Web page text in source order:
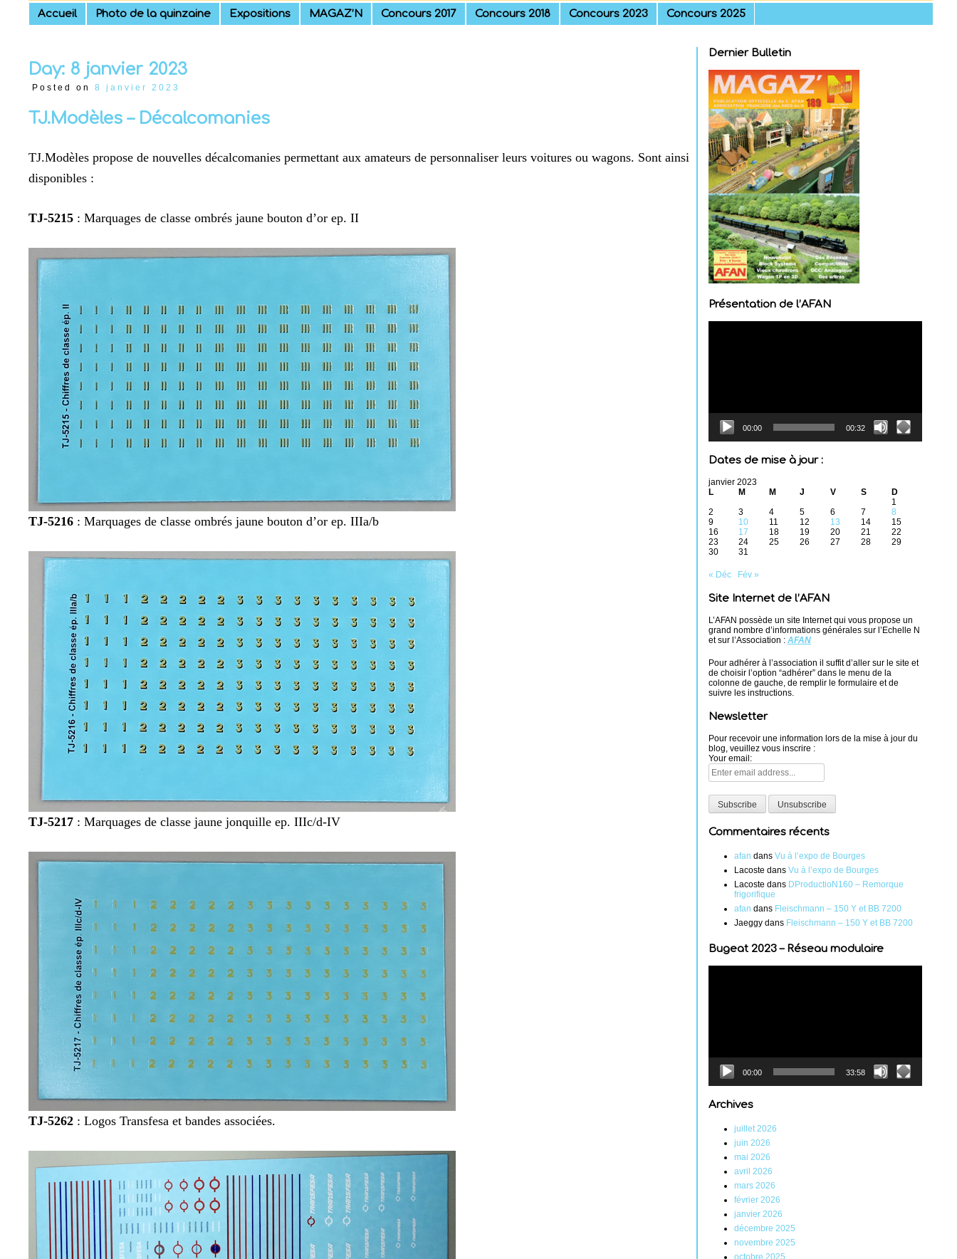
Skip
to
Accueil Photo de la quinzaine Expositions MAGAZ’N Concours 2017 Concours 2018 Concours 2023 Concours 2025
Day: 8 janvier 2023
Posted on 8 janvier 2023
TJ.Modèles – Décalcomanies
TJ.Modèles propose de nouvelles décalcomanies permettant aux amateurs de personnaliser leurs voitures ou wagons. Sont ainsi
disponibles :
TJ-5215 : Marquages de classe ombrés jaune bouton d’or ep. II
TJ-5216 : Marquages de classe ombrés jaune bouton d’or ep. IIIa/b
TJ-5217 : Marquages de classe jaune jonquille ep. IIIc/d-IV
TJ-5262 : Logos Transfesa et bandes associées.
Dernier Bulletin
Présentation de l’AFAN
00:00 00:32
Dates de mise à jour :
janvier 2023
L
M M J V S
D
1
2
3 4 5 6 7
8
9
10 11 12 13 14
15
16
17 18 19 20 21
22
23
24 25 26 27 28
29
30
31
« Déc Fév »
Site Internet de l’AFAN
L’AFAN possède un site Internet qui vous propose un
grand nombre d’informations générales sur l’Echelle N
et sur l’Association : AFAN
Pour adhérer à l’association il suffit d’aller sur le site et
de choisir l’option “adhérer” dans le menu de la
colonne de gauche, de remplir le formulaire et de
suivre les instructions.
Newsletter
Pour recevoir une information lors de la mise à jour du
blog, veuillez vous inscrire :
Your email:
Commentaires récents
afan dans Vu à l’expo de Bourges
Lacoste dans Vu à l’expo de Bourges
Lacoste dans DProductioN160 – Remorque
frigorifique
afan dans Fleischmann – 150 Y et BB 7200
Jaeggy dans Fleischmann – 150 Y et BB 7200
Bugeat 2023 – Réseau modulaire
00:00 33:58
Archives
juillet 2026
juin 2026
mai 2026
avril 2026
mars 2026
février 2026
janvier 2026
décembre 2025
novembre 2025
octobre 2025